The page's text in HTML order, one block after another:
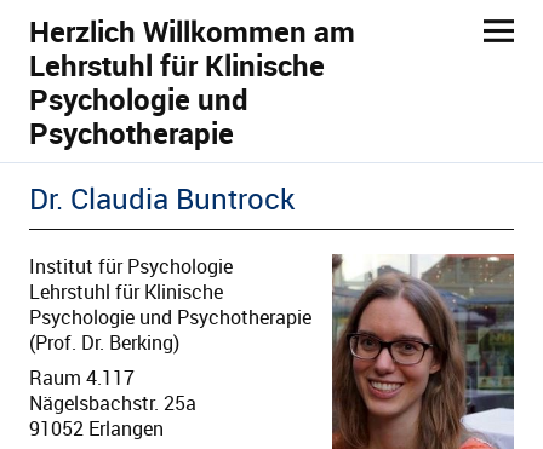
Herzlich Willkommen am
Lehrstuhl für Klinische
Psychologie und
Psychotherapie
Menü aufklappen
Dr. Claudia Buntrock
Institut für Psychologie
Lehrstuhl für Klinische
Psychologie und Psychotherapie
(Prof. Dr. Berking)
Raum:
Raum 4.117
Nägelsbachstr. 25a
91052 Erlangen